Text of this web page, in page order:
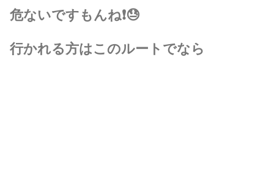
危ないですもんね❗😓
行かれる方はこのルートでなら